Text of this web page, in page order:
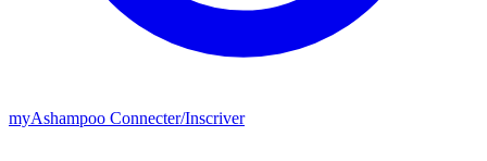
myAshampoo Connecter/Inscriver